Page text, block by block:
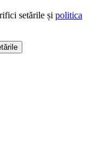
setările și politica